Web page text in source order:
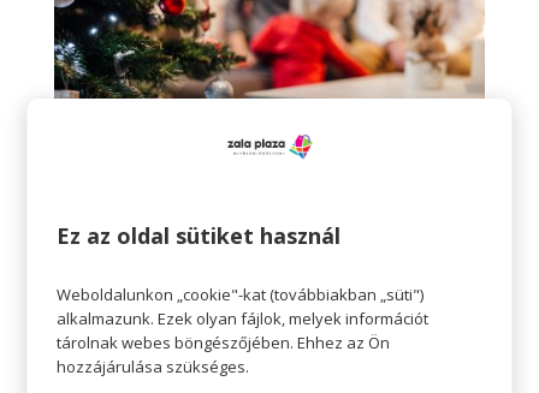
A kisebb költségvetés egyáltalán nem jelenti azt,
jelenti, hogy sokkal tudatosabban,
körültekintőbben tesszük. Írhatunk listát is, ha az
segít. Nem vásárolunk össze-vissza, célirányosan
Ez az oldal sütiket használ
Weboldalunkon „cookie"-kat (továbbiakban „süti")
alkalmazunk. Ezek olyan fájlok, melyek információt
tárolnak webes böngészőjében. Ehhez az Ön
hozzájárulása szükséges.